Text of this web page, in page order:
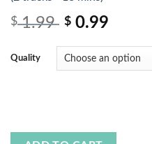
$1.99 $ 0.99
Quality